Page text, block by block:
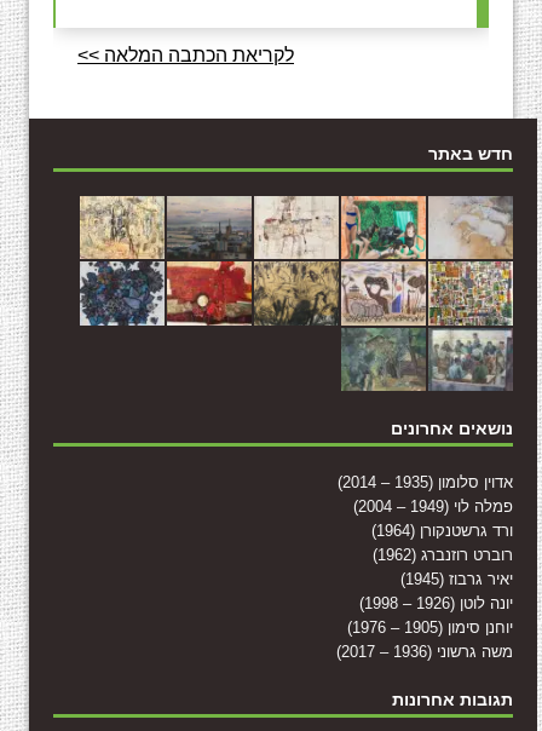
לקריאת הכתבה המלאה >>
חדש באתר
נושאים אחרונים
אדוין סלומון (1935 – 2014)
פמלה לוי (1949 – 2004)
ורד גרשטנקורן (1964)
רוברט רוזנברג (1962)
יאיר גרבוז (1945)
יונה לוטן (1926 – 1998)
יוחנן סימון (1905 – 1976)
משה גרשוני (1936 – 2017)
תגובות אחרונות